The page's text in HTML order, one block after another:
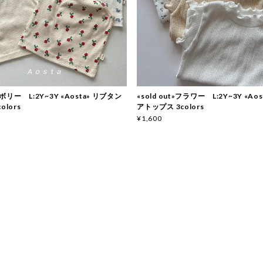
リー L:2Y~3Y «Aosta» リブタン
«sold out»フラワー L:2Y~3Y
アトップス 3colors
¥1,600